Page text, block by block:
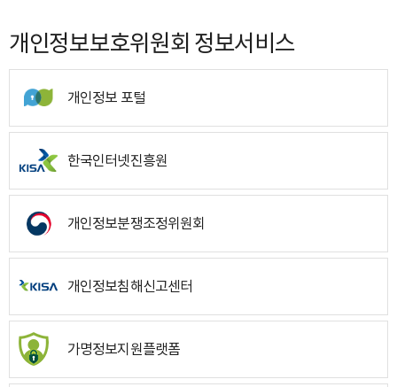
개인정보보호위원회 정보서비스
개인정보 포털
한국인터넷진흥원
개인정보분쟁조정위원회
개인정보침해신고센터
가명정보지원플랫폼